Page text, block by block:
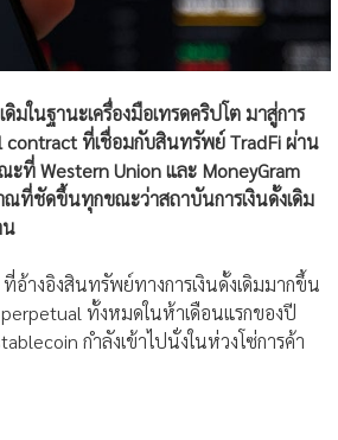
ในฐานะเครื่องมือเทรดคริปโต มาสู่การ
contract ที่เชื่อมกับสินทรัพย์ TradFi ผ่าน
ที่ Western Union และ MoneyGram
ณที่ชัดขึ้นทุกขณะว่าสถาบันการเงินดั้งเดิม
น
อ้างอิงสินทรัพย์ทางการเงินดั้งเดิมมากขึ้น
ทั้งหมดในห้าเดือนแรกของปี
กำลังเข้าไปนั่งในห่วงโซ่การค้า